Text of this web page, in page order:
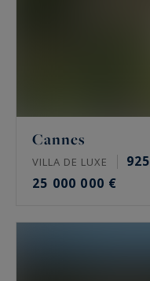
Cannes
VILLA DE LUXE 925
25 000 000 €